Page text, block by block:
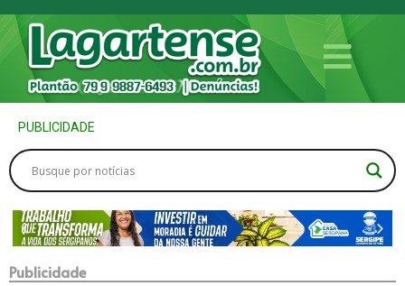
PUBLICIDADE
Publicidade